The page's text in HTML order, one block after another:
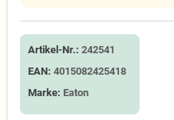
Artikel-Nr.: 242541
EAN: 4015082425418
Marke: Eaton